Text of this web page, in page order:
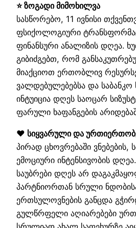
⭐ ზოგადი მიმოხილვა
სასწორებო, 11 ივნისი
ფსიქოლოგიური
ფინანსური ანალიზის დღეა.
გიბიძგებთ, რომ
მიაქციოთ ერთობლივ
ვალდებულებებსა და საბანკო
ინტუიცია დღეს საოცარ
ფარული ხაფანგების
❤️ სიყვარული და
პირად ცხოვრებაში ვნებების,
ემოციური ინტენსივობის
საუბრები დღეს არ
პარტნიორთან სრული
ერთსულოვნების განცდა
გულწრფელი აღიარებები